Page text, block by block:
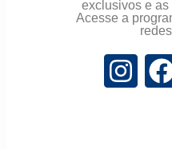
exclusivos e
Acesse a